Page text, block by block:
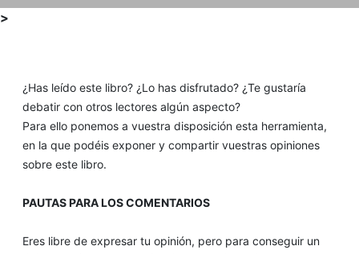
>
¿Has leído este libro? ¿Lo has disfrutado? ¿Te gustaría
debatir con otros lectores algún aspecto?
Para ello ponemos a vuestra disposición esta herramienta,
en la que podéis exponer y compartir vuestras opiniones
sobre este libro.
PAUTAS PARA LOS COMENTARIOS
Eres libre de expresar tu opinión, pero para conseguir un